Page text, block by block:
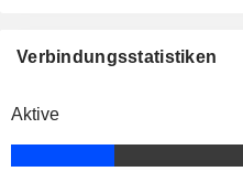
Verbindungsstatistiken
Aktive